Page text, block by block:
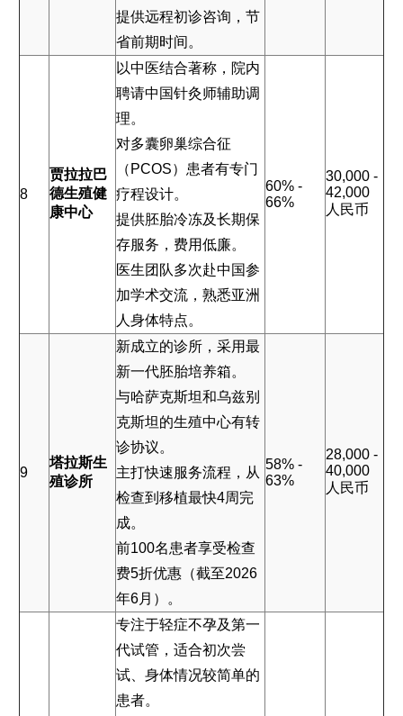
提供远程初诊咨询，节
省前期时间。
8
贾拉拉巴
德生殖健
康中心
以中医结合著称，院内
聘请中国针灸师辅助调
理。
对多囊卵巢综合征
（PCOS）患者有专门
疗程设计。
提供胚胎冷冻及长期保
存服务，费用低廉。
医生团队多次赴中国参
加学术交流，熟悉亚洲
人身体特点。
60% -
66%
30,000 -
42,000
人民币
9
塔拉斯生
殖诊所
新成立的诊所，采用最
新一代胚胎培养箱。
与哈萨克斯坦和乌兹别
克斯坦的生殖中心有转
诊协议。
主打快速服务流程，从
检查到移植最快4周完
成。
前100名患者享受检查
费5折优惠（截至2026
年6月）。
58% -
63%
28,000 -
40,000
人民币
专注于轻症不孕及第一
代试管，适合初次尝
试、身体情况较简单的
患者。